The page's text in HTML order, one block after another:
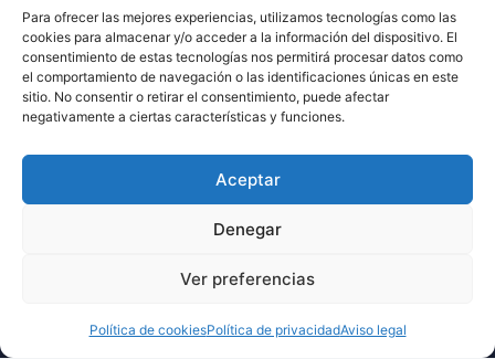
Para ofrecer las mejores experiencias, utilizamos tecnologías como las
cookies para almacenar y/o acceder a la información del dispositivo. El
consentimiento de estas tecnologías nos permitirá procesar datos como
el comportamiento de navegación o las identificaciones únicas en este
sitio. No consentir o retirar el consentimiento, puede afectar
negativamente a ciertas características y funciones.
Aceptar
Denegar
Ver preferencias
Política de cookiesPolítica de privacidadAviso legal
No data was found
formado por las
tecnología y los
servicios para el
Llámenos:
+34 93 238 68 68
Dónde estamos:
C/ Francisco Giner,
27, bajos
08012 Barcelona
Escríbanos:
info@techsolids.com